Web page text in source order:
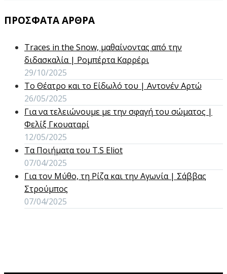
ΠΡΟΣΦΑΤΑ ΑΡΘΡΑ
Traces in the Snow, μαθαίνοντας από την
διδασκαλία | Ρομπέρτα Καρρέρι
29/10/2025
Το Θέατρο και το Είδωλό του | Αντονέν Αρτώ
26/05/2025
Για να τελειώνουμε με την σφαγή του σώματος |
Φελίξ Γκουαταρί
12/05/2025
Τα Ποιήματα του T.S Eliot
07/04/2025
Για τον Μύθο, τη Ρίζα και την Αγωνία | Σάββας
Στρούμπος
07/04/2025